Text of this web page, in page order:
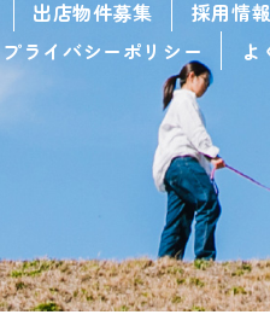
出店物件募集 採用情報
プライバシーポリシー
よ